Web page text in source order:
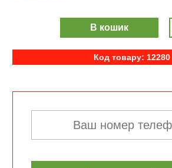
В кошик
Код товару: 12280